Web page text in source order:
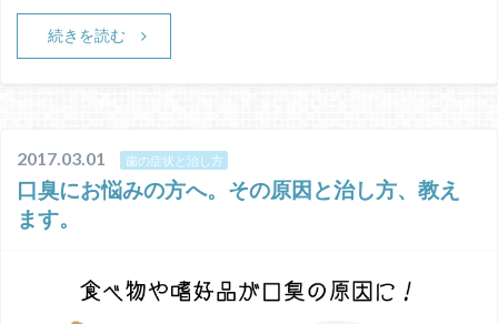
続きを読む
2017.03.01 歯の症状と治し方
口臭にお悩みの方へ。その原因と治し方、教え
ます。